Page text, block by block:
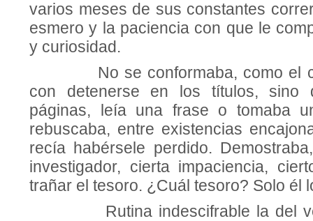
varios meses de sus constantes
esmero y la paciencia con que le
y curiosidad.
No se conformaba, como el
con detenerse en los títulos, sino
páginas, leía una frase o tomaba
rebuscaba, entre existencias
recía habérsele perdido.
investigador, cierta impaciencia,
trañar el tesoro. ¿Cuál tesoro? Solo él
Rutina indescifrable la del